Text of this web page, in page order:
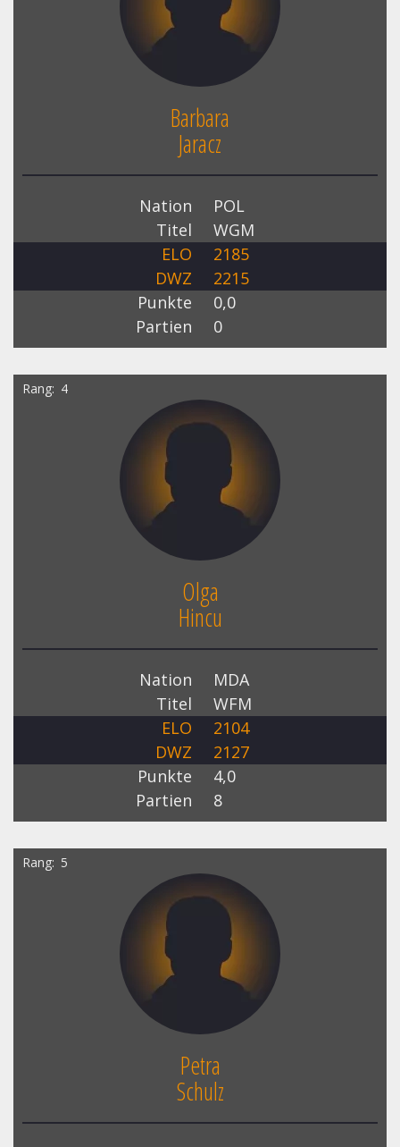
Barbara
Jaracz
Nation
POL
Titel
WGM
ELO
2185
DWZ
2215
Punkte
0,0
Partien
0
Rang 4
Olga
Hincu
Nation
MDA
Titel
WFM
ELO
2104
DWZ
2127
Punkte
4,0
Partien
8
Rang 5
Petra
Schulz